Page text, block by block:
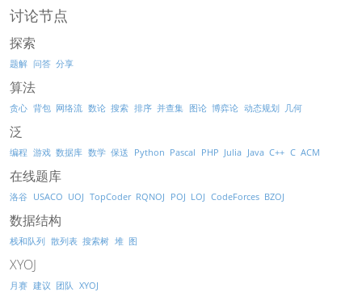
讨论节点
探索
题解 问答 分享
算法
贪心 背包 网络流 数论 搜索 排序 并查集 图论 博弈论 动态规划 几何
泛
编程 游戏 数据库 数学 保送 Python Pascal PHP Julia Java C++ C ACM
在线题库
洛谷 USACO UOJ TopCoder RQNOJ POJ LOJ CodeForces BZOJ
数据结构
栈和队列 散列表 搜索树 堆 图
XYOJ
月赛 建议 团队 XYOJ